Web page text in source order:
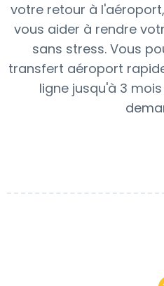
votre retour à
vous aider à rendre
sans stress. Vous
transfert aéroport
ligne jusqu'à 3